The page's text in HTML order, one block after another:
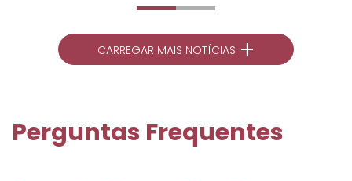
CARREGAR MAIS NOTÍCIAS +
Perguntas Frequentes